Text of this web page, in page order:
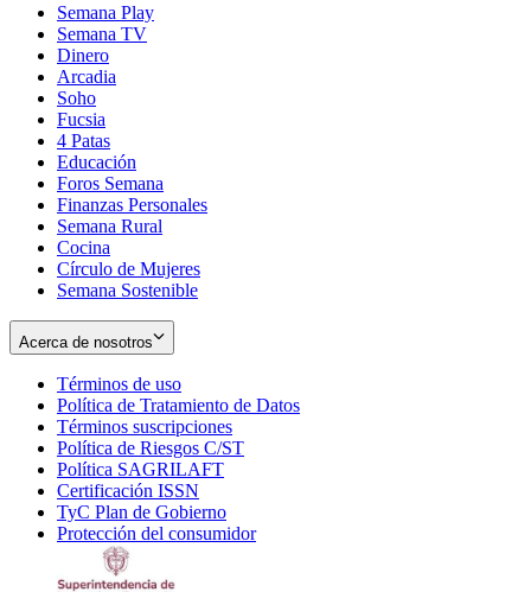
Semana Play
Semana TV
Dinero
Arcadia
Soho
in
new
window
Fucsia
in
new
window
4 Patas
Educación
Foros Semana
Finanzas Personales
Semana Rural
Cocina
Círculo de Mujeres
Semana Sostenible
Acerca de nosotros
Términos de uso
in
new
window
Política de Tratamiento de Datos
Términos suscripciones
in
Política de Riesgos C/ST
Política SAGRILAFT
new
window
Certificación ISSN
in
new
TyC Plan de Gobierno
in
Protección del consumidorOpens